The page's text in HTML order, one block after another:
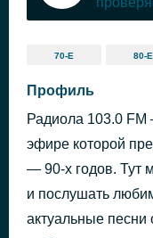
70-Е 80-Е
Профиль
Радиола 103.0 FM
эфире которой
— 90-х годов. Тут
и послушать
актуальные